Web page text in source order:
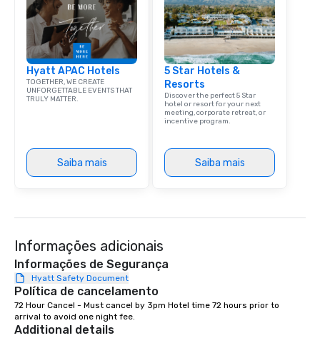
Hyatt APAC Hotels
TOGETHER, WE CREATE
UNFORGETTABLE EVENTS THAT
TRULY MATTER.
Saiba mais
5 Star Hotels &
Resorts
Discover the perfect 5 Star
hotel or resort for your next
meeting, corporate retreat, or
incentive program.
Saiba mais
Informações adicionais
Informações de Segurança
Hyatt Safety Document
Política de cancelamento
72 Hour Cancel - Must cancel by 3pm Hotel time 72 hours prior to
arrival to avoid one night fee.
Additional details